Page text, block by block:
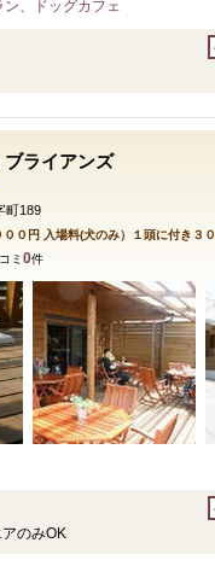
ン、ドッグカフェ
ライアンズ
町189
０円 入場料(犬のみ）１頭に付き３
ミ 0件
アのみOK